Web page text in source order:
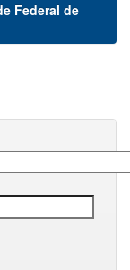
Federal de